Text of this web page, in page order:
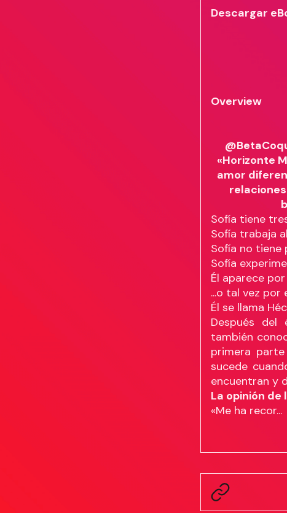
Descargar
Overview
«Horizonte
amor
Sofía tiene
Sofía trabaja
Sofía no tiene
Sofía
Él aparece
...o tal vez por
Él se llama
Después del
también
primera
sucede
encuentran y
La opinión
«Me ha recor...